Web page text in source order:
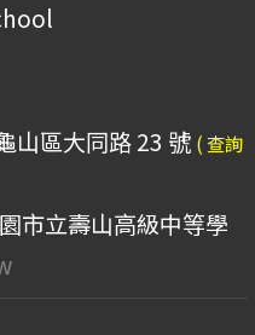
山區大同路 23 號 ( 查詢
市立壽山高級中等學